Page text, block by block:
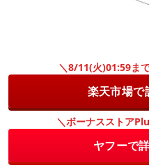
＼8/11(火)01:59ま
楽天市場で
＼ボーナスストア
ヤフーで